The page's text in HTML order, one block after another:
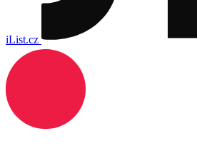
iList.cz